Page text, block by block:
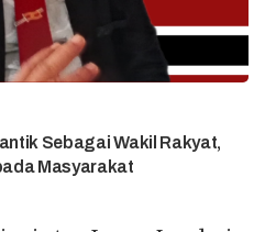
Sebagai Wakil Rakyat,
Masyarakat